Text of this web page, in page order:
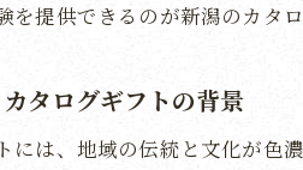
新
新潟の
を提供できるのが新潟のカタ
タログギフトの背景
には、地域の伝統と文化が色